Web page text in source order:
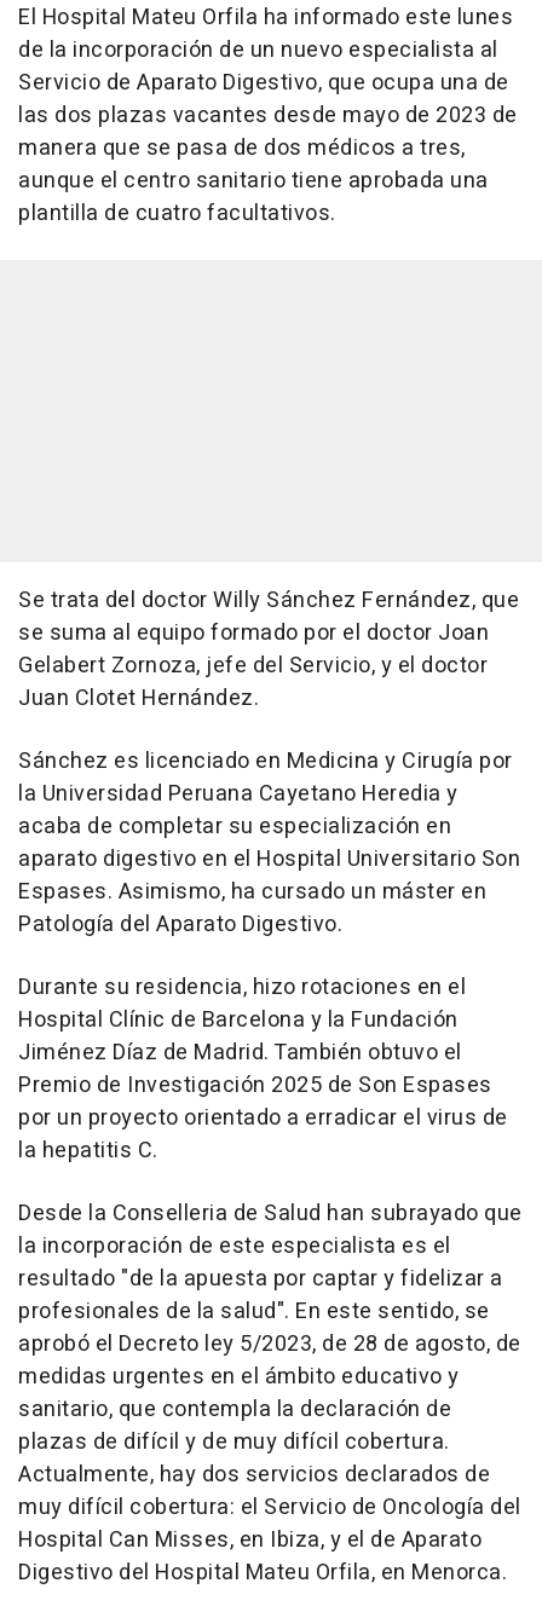
El Hospital Mateu Orfila ha informado este lunes
de la incorporación de un nuevo especialista al
Servicio de Aparato Digestivo, que ocupa una de
las dos plazas vacantes desde mayo de 2023 de
manera que se pasa de dos médicos a tres,
aunque el centro sanitario tiene aprobada una
plantilla de cuatro facultativos.
Se trata del doctor Willy Sánchez Fernández, que
se suma al equipo formado por el doctor Joan
Gelabert Zornoza, jefe del Servicio, y el doctor
Juan Clotet Hernández.
Sánchez es licenciado en Medicina y Cirugía por
la Universidad Peruana Cayetano Heredia y
acaba de completar su especialización en
aparato digestivo en el Hospital Universitario Son
Espases. Asimismo, ha cursado un máster en
Patología del Aparato Digestivo.
Durante su residencia, hizo rotaciones en el
Hospital Clínic de Barcelona y la Fundación
Jiménez Díaz de Madrid. También obtuvo el
Premio de Investigación 2025 de Son Espases
por un proyecto orientado a erradicar el virus de
la hepatitis C.
Desde la Conselleria de Salud han subrayado que
la incorporación de este especialista es el
resultado "de la apuesta por captar y fidelizar a
profesionales de la salud". En este sentido, se
aprobó el Decreto ley 5/2023, de 28 de agosto, de
medidas urgentes en el ámbito educativo y
sanitario, que contempla la declaración de
plazas de difícil y de muy difícil cobertura.
Actualmente, hay dos servicios declarados de
muy difícil cobertura: el Servicio de Oncología del
Hospital Can Misses, en Ibiza, y el de Aparato
Digestivo del Hospital Mateu Orfila, en Menorca.